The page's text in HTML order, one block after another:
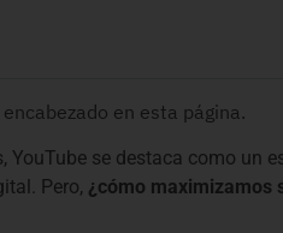
en esta página.
se destaca como un
Pero, ¿cómo maximizamos